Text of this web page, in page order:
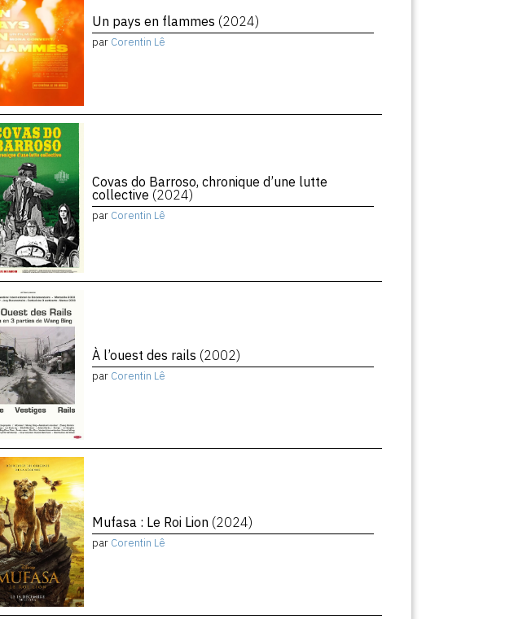
Un pays en flammes (2024)
par Corentin Lê
Covas do Barroso, chronique d’une lutte
collective (2024)
par Corentin Lê
À l’ouest des rails (2002)
par Corentin Lê
Mufasa : Le Roi Lion (2024)
par Corentin Lê